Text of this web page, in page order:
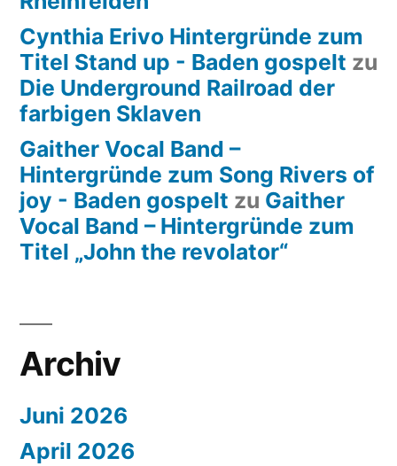
Cynthia Erivo Hintergründe zum
Titel Stand up - Baden gospelt zu
Die Underground Railroad der
farbigen Sklaven
Gaither Vocal Band –
Hintergründe zum Song Rivers of
joy - Baden gospelt zu Gaither
Vocal Band – Hintergründe zum
Titel „John the revolator“
Archiv
Juni 2026
April 2026